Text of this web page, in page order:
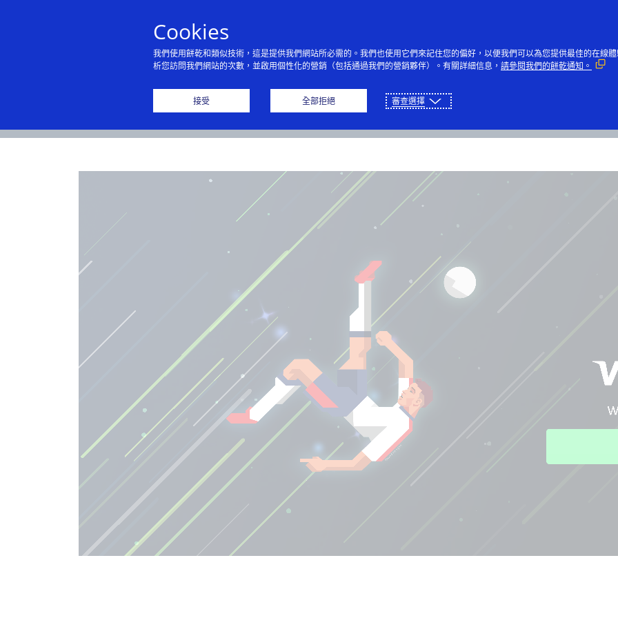
主页 播放
Cookies
我們使用餅乾和類似技術，這是提供我們網站所必需的。我們也使用它們來記住您的偏好，以便我們可以為您提供最佳的在線
析您訪問我們網站的次數，並啟用個性化的營銷（包括通過我們的營銷夥伴）。有關詳細信息， 請參閱我們的餅乾通知。
接受 全部拒絕 審查選擇